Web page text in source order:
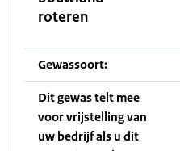
roteren
Gewassoort:
Dit gewas telt mee
voor vrijstelling van
uw bedrijf als u dit